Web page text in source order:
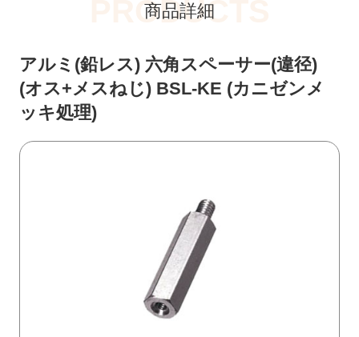
商品詳細
アルミ(鉛レス) 六角スペーサー(違径)
(オス+メスねじ) BSL-KE (カニゼンメ
ッキ処理)